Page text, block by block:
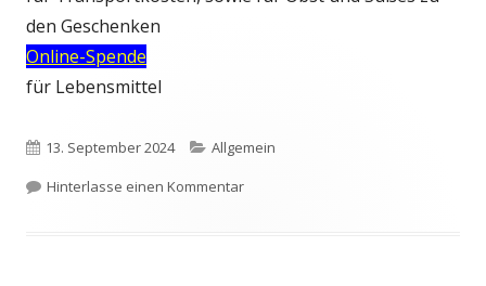
den Geschenken
Online-Spende
für Lebensmittel
Veröffentlicht
am
13. September 2024 Kategorien
Allgemein
Hinterlasse einen Kommentarzu Weihnachtsaktion 2024